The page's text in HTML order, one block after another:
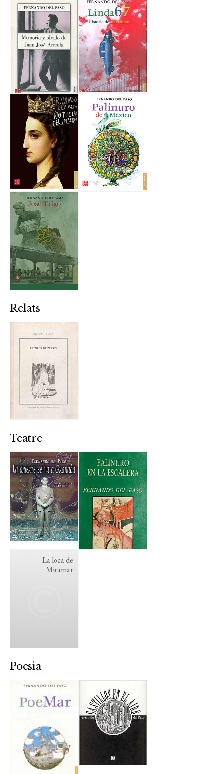
Relats
Teatre
La loca de
Miramar
Poesia